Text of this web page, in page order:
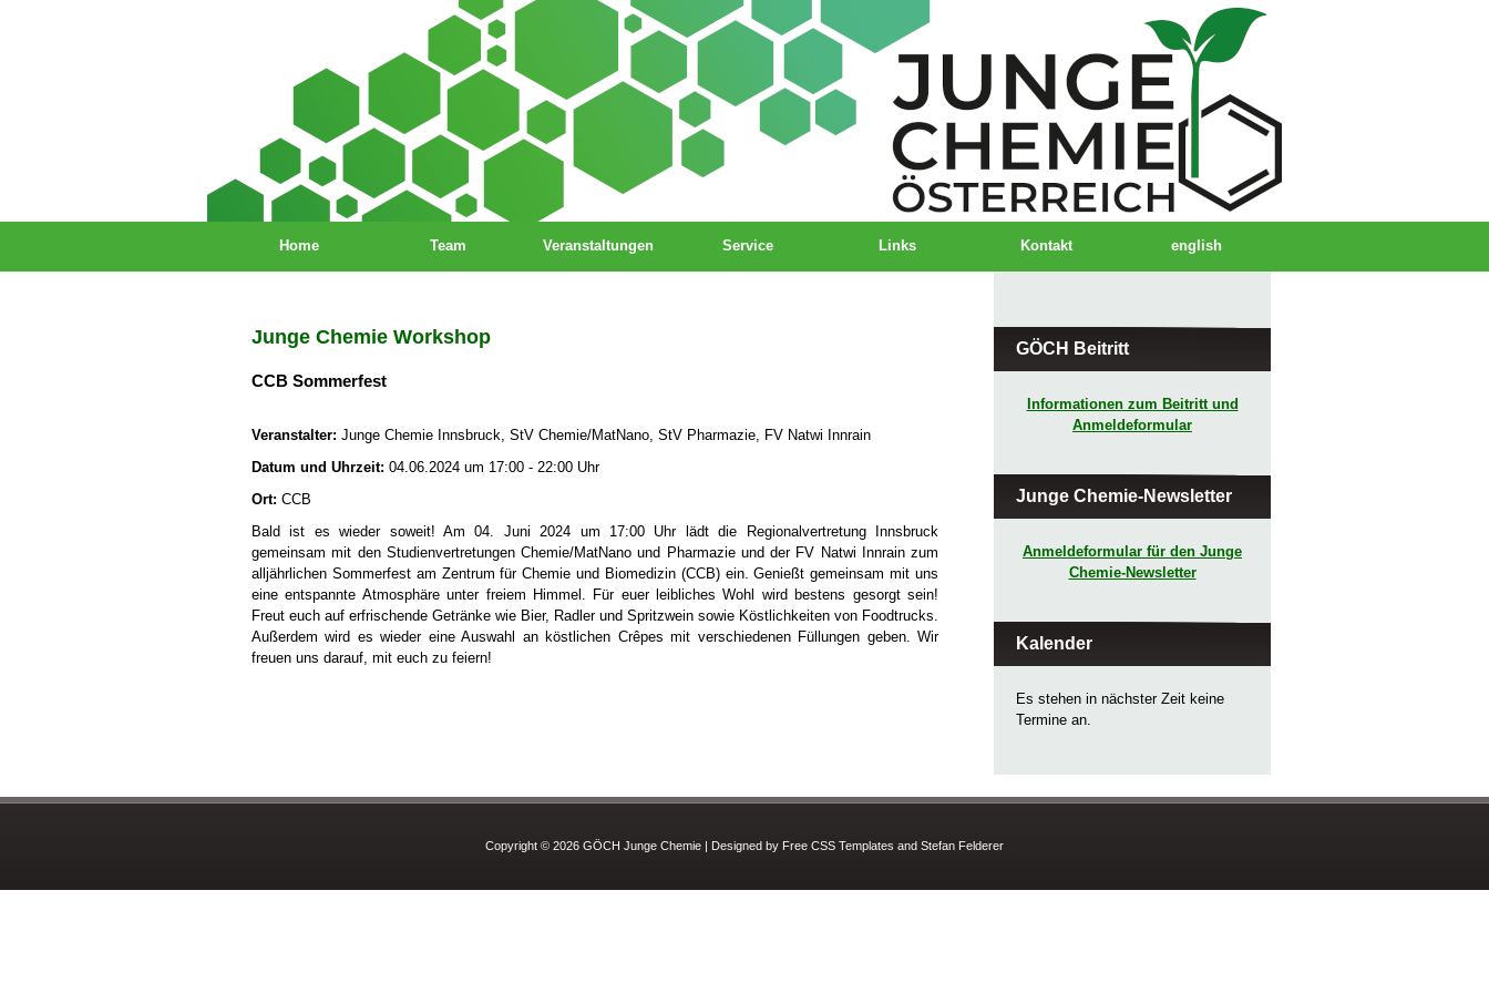
Home Team Veranstaltungen Service Links Kontakt english
Junge Chemie Workshop
CCB Sommerfest
Veranstalter: Junge Chemie Innsbruck, StV Chemie/MatNano, StV Pharmazie, FV Natwi Innrain
Datum und Uhrzeit: 04.06.2024 um 17:00 - 22:00 Uhr
Ort: CCB
Bald ist es wieder soweit! Am 04. Juni 2024 um 17:00 Uhr lädt die Regionalvertretung Innsbruck
gemeinsam mit den Studienvertretungen Chemie/MatNano und Pharmazie und der FV Natwi Innrain zum
alljährlichen Sommerfest am Zentrum für Chemie und Biomedizin (CCB) ein. Genießt gemeinsam mit uns
eine entspannte Atmosphäre unter freiem Himmel. Für euer leibliches Wohl wird bestens gesorgt sein!
Freut euch auf erfrischende Getränke wie Bier, Radler und Spritzwein sowie Köstlichkeiten von Foodtrucks.
Außerdem wird es wieder eine Auswahl an köstlichen Crêpes mit verschiedenen Füllungen geben. Wir
freuen uns darauf, mit euch zu feiern!
GÖCH Beitritt
Informationen zum Beitritt und
Anmeldeformular
Junge Chemie-Newsletter
Anmeldeformular für den Junge
Chemie-Newsletter
Kalender
Es stehen in nächster Zeit keine
Termine an.
Copyright © 2026 GÖCH Junge Chemie | Designed by Free CSS Templates and Stefan Felderer